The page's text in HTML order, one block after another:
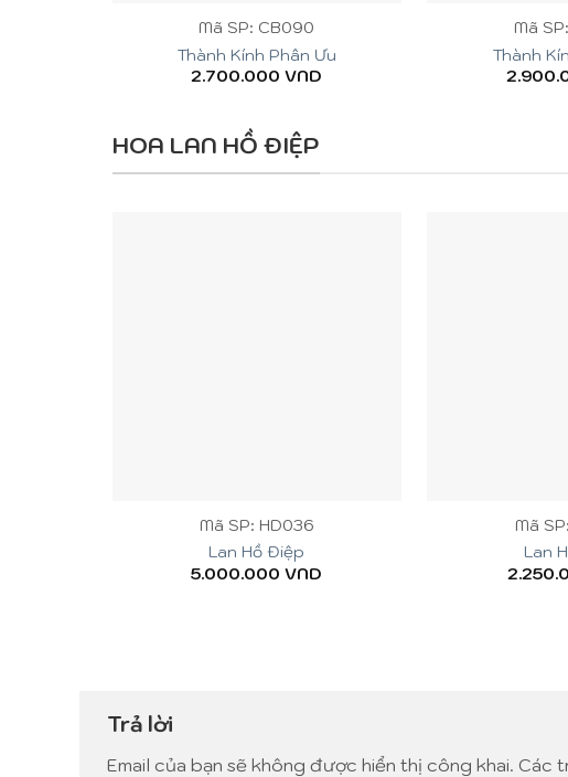
Mã SP: CB090
Thành Kính Phân Ưu
2.700.000 VND
Mã
Thành
HOA LAN HỒ ĐIỆP
Mã SP: HD036
Lan Hồ Điệp
5.000.000 VND
Mã
Lan
Trả lời
Email của bạn sẽ không được hiển thị công khai. Các